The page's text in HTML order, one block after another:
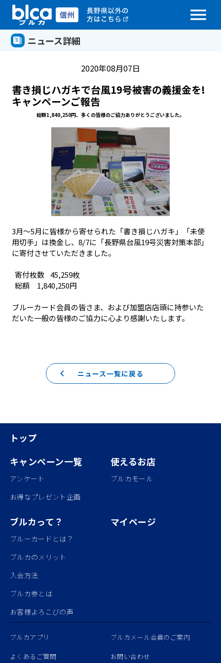
menu
ニュース詳細
2020年08月07日
書き損じハガキで台風19号被害の義援金を!
キャンペーンご報告
総額1,840,250円、多くの皆様のご協力ありがとうございました。
3月〜5月に皆様から寄せられた「書き損じハガキ」「未使
用切手」は換金し、8/7に「長野県台風19号災害対策本部」
に寄付させていただきました。
ブルーカード会員の皆さま、および加盟店店頭に持参いた
だいた一般の皆様のご協力に心より感謝いたします。
ニュース一覧に戻る
keyboard_arrow_left
トップ
キャンペーン一覧
アンケート
お得なプレゼント企画
使えるお店
ブルカモール
ブルカって？
ブルーカードとは？
ブルカのメリット
入会方法
ブルカ券とは
お客様よろこびの声
マイページ
ブルカアプリ ブルカメール会員のご案内
よくあるご質問 お問い合わせ